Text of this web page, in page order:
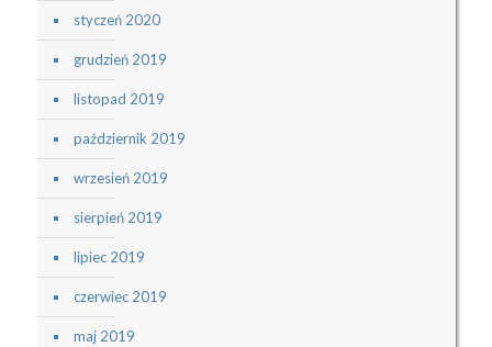
styczeń 2020
grudzień 2019
listopad 2019
październik 2019
wrzesień 2019
sierpień 2019
lipiec 2019
czerwiec 2019
maj 2019